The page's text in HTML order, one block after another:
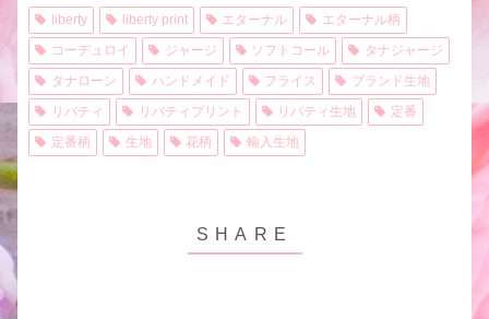
liberty liberty print エターナル
エターナル柄
コーデュロイ
ジャージ ソフトコール
タナジャージ
タナローン
ハンドメイド フライス
ブランド生地
リバティ
リバティプリント リバティ生地
定番
定番柄
生地 花柄 輸入生地